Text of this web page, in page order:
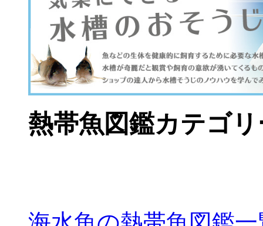
熱帯魚図鑑カテゴ